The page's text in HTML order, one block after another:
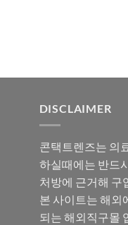
DISCLAIMER
콘택트렌즈는 의
하실때에는 반드
처방에 근거해 구
본 사이트는 해외
되는 해외직구몰